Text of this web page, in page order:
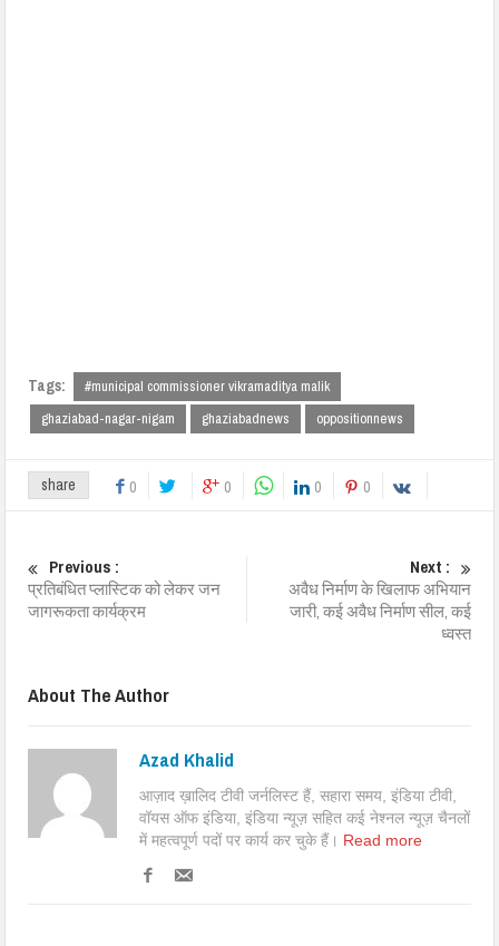
Tags:
#municipal commissioner vikramaditya malik
ghaziabad-nagar-nigam
ghaziabadnews oppositionnews
share 0 0 0 0
Previous :
प्रतिबंधित प्लास्टिक को लेकर जन
जागरूकता कार्यक्रम
Next :
अवैध निर्माण के खिलाफ अभियान
जारी, कई अवैध निर्माण सील, कई
ध्वस्त
About The Author
Azad Khalid
आज़ाद ख़ालिद टीवी जर्नलिस्ट हैं, सहारा समय, इंडिया टीवी,
वॉयस ऑफ इंडिया, इंडिया न्यूज़ सहित कई नेश्नल न्यूज़ चैनलों
में महत्वपूर्ण पदों पर कार्य कर चुके हैं। Read more